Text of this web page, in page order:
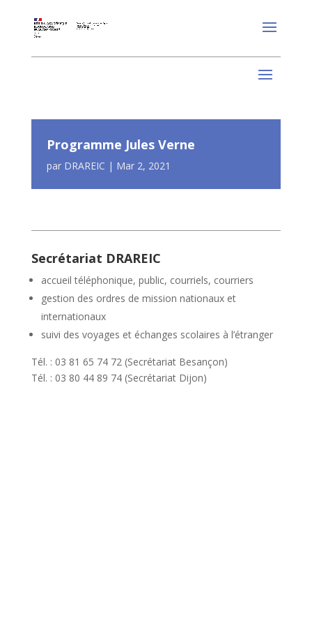
Programme Jules Verne
par DRAREIC | Mar 2, 2021
Secrétariat DRAREIC
accueil téléphonique, public, courriels, courriers
gestion des ordres de mission nationaux et
internationaux
suivi des voyages et échanges scolaires à l’étranger
Tél. : 03 81 65 74 72 (Secrétariat Besançon)
Tél. : 03 80 44 89 74 (Secrétariat Dijon)